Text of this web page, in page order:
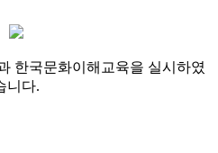
한국문화이해교육을 실시하였
니다.